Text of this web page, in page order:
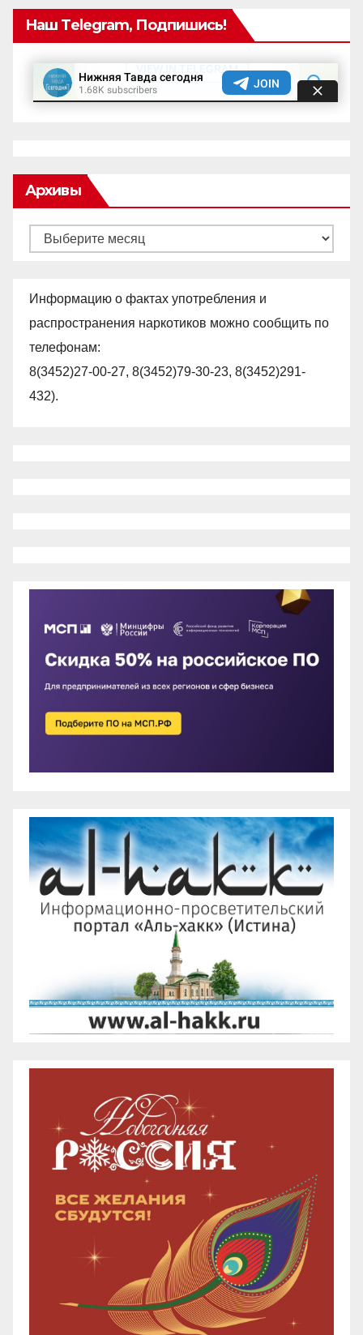
Наш Telegram, Подпишись!
Архивы
Архивы
Информацию о фактах употребления и
распространения наркотиков можно сообщить по
телефонам:
8(3452)27-00-27, 8(3452)79-30-23, 8(3452)291-
432).